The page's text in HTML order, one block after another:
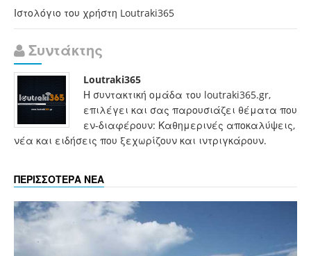
Ιστολόγιο του χρήστη Loutraki365
Συντάκτης
Loutraki365
Η συντακτική ομάδα του loutraki365.gr,
επιλέγει και σας παρουσιάζει θέματα που
εν-διαφέρουν: Καθημερινές αποκαλύψεις,
νέα και ειδήσεις που ξεχωρίζουν και ιντριγκάρουν.
ΠΕΡΙΣΣΟΤΕΡΑ ΝΕΑ